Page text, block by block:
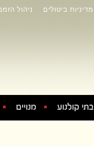
מדיניות ביטולים ניהול
בתי קולנוע מנויים